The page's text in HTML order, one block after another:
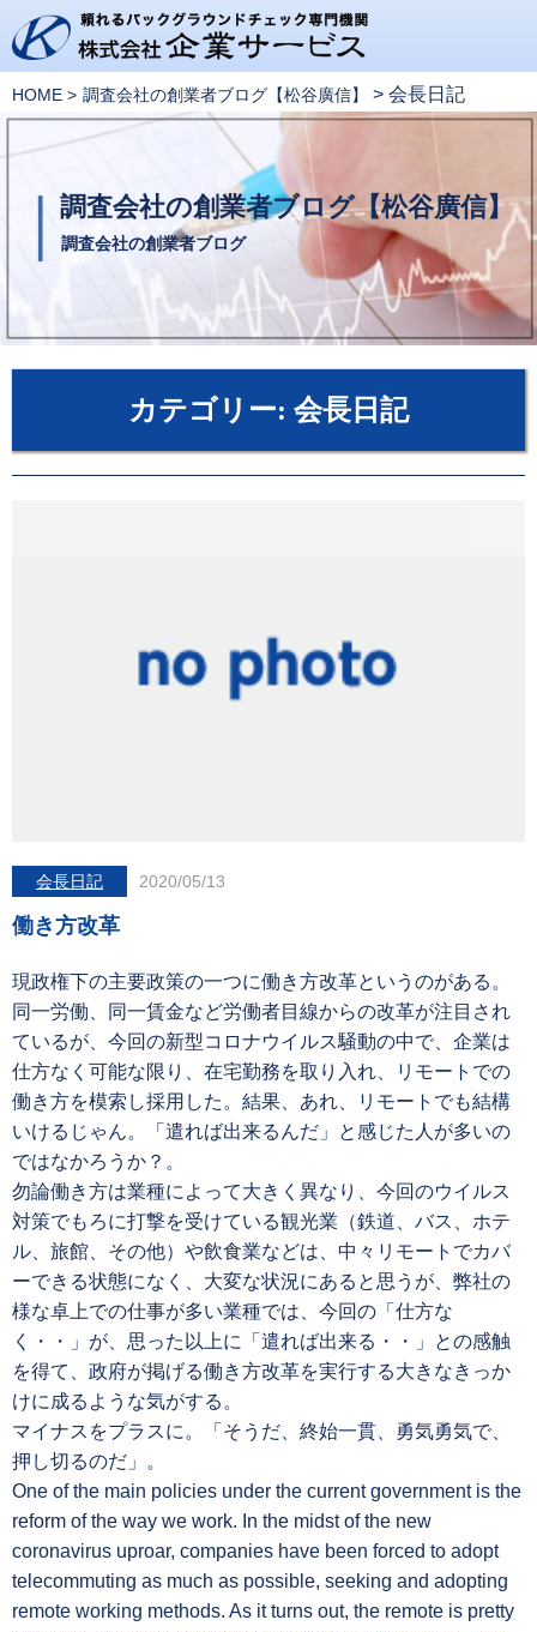
HOME 調査会社の創業者ブログ【松谷廣信】 > 会長日記
調査会社の創業者ブログ【松谷廣信】
調査会社の創業者ブログ
カテゴリー: 会長日記
会長日記 2020/05/13
働き方改革
現政権下の主要政策の一つに働き方改革というのがある。
同一労働、同一賃金など労働者目線からの改革が注目され
ているが、今回の新型コロナウイルス騒動の中で、企業は
仕方なく可能な限り、在宅勤務を取り入れ、リモートでの
働き方を模索し採用した。結果、あれ、リモートでも結構
いけるじゃん。「遣れば出来るんだ」と感じた人が多いの
ではなかろうか？。
勿論働き方は業種によって大きく異なり、今回のウイルス
対策でもろに打撃を受けている観光業（鉄道、バス、ホテ
ル、旅館、その他）や飲食業などは、中々リモートでカバ
ーできる状態になく、大変な状況にあると思うが、弊社の
様な卓上での仕事が多い業種では、今回の「仕方な
く・・」が、思った以上に「遣れば出来る・・」との感触
を得て、政府が掲げる働き方改革を実行する大きなきっか
けに成るような気がする。
マイナスをプラスに。「そうだ、終始一貫、勇気勇気で、
押し切るのだ」。
One of the main policies under the current government is the
reform of the way we work. In the midst of the new
coronavirus uproar, companies have been forced to adopt
telecommuting as much as possible, seeking and adopting
remote working methods. As it turns out, the remote is pretty